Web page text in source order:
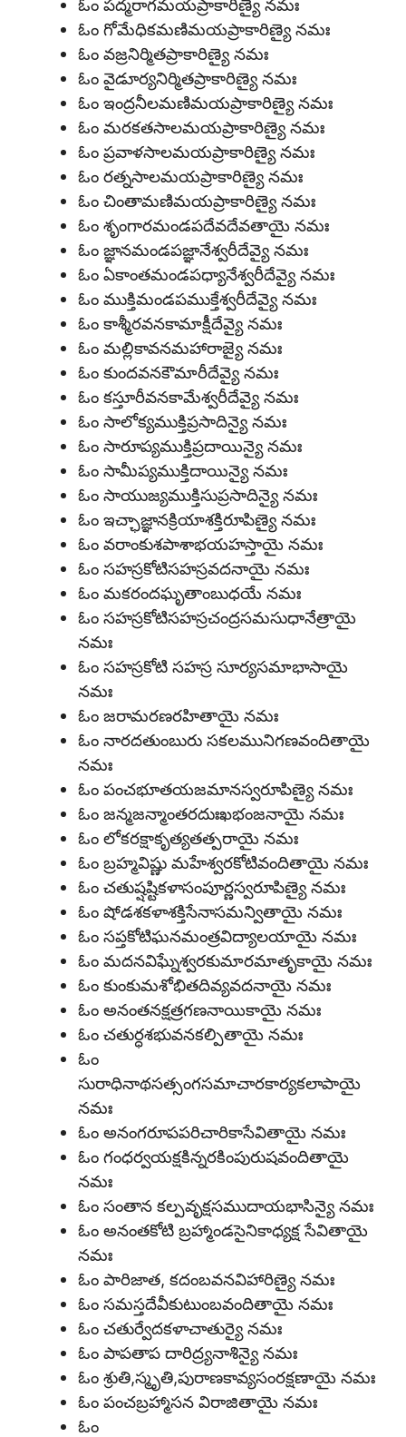
ఓం పద్మరాగమయప్రాకారిణ్యై నమః
ఓం గోమేధికమణిమయప్రాకారిణ్యై నమః
ఓం వజ్రనిర్మితప్రాకారిణ్యై నమః
ఓం వైడూర్యనిర్మితప్రాకారిణ్యై నమః
ఓం ఇంద్రనీలమణిమయప్రాకారిణ్యై నమః
ఓం మరకతసాలమయప్రాకారిణ్యై నమః
ఓం ప్రవాళసాలమయప్రాకారిణ్యై నమః
ఓం రత్నసాలమయప్రాకారిణ్యై నమః
ఓం చింతామణిమయప్రాకారిణ్యై నమః
ఓం శృంగారమండపదేవదేవతాయై నమః
ఓం జ్ఞానమండపజ్ఞానేశ్వరీదేవ్యై నమః
ఓం ఏకాంతమండపధ్యానేశ్వరీదేవ్యై నమః
ఓం ముక్తిమండపముక్తేశ్వరీదేవ్యై నమః
ఓం కాశ్మీరవనకామాక్షీదేవ్యై నమః
ఓం మల్లికావనమహారాజ్యై నమః
ఓం కుందవనకౌమారీదేవ్యై నమః
ఓం కస్తూరీవనకామేశ్వరీదేవ్యై నమః
ఓం సాలోక్యముక్తిప్రసాదిన్యై నమః
ఓం సారూప్యముక్తిప్రదాయిన్యై నమః
ఓం సామీప్యముక్తిదాయిన్యై నమః
ఓం సాయుజ్యముక్తిసుప్రసాదిన్యై నమః
ఓం ఇచ్ఛాజ్ఞానక్రియాశక్తిరూపిణ్యై నమః
ఓం వరాంకుశపాశాభయహస్తాయై నమః
ఓం సహస్రకోటిసహస్రవదనాయై నమః
ఓం మకరందఘృతాంబుధయే నమః
ఓం సహస్రకోటిసహస్రచంద్రసమసుధానేత్రాయై
నమః
ఓం సహస్రకోటి సహస్ర సూర్యసమాభాసాయై
నమః
ఓం జరామరణరహితాయై నమః
ఓం నారదతుంబురు సకలమునిగణవందితాయై
నమః
ఓం పంచభూతయజమానస్వరూపిణ్యై నమః
ఓం జన్మజన్మాంతరదుఃఖభంజనాయై నమః
ఓం లోకరక్షాకృత్యతత్పరాయై నమః
ఓం బ్రహ్మవిష్ణు మహేశ్వరకోటివందితాయై నమః
ఓం చతుష్షష్టికళాసంపూర్ణస్వరూపిణ్యై నమః
ఓం షోడశకళాశక్తిసేనాసమన్వితాయై నమః
ఓం సప్తకోటిఘనమంత్రవిద్యాలయాయై నమః
ఓం మదనవిఘ్నేశ్వరకుమారమాతృకాయై నమః
ఓం కుంకుమశోభితదివ్యవదనాయై నమః
ఓం అనంతనక్షత్రగణనాయికాయై నమః
ఓం చతుర్ధశభువనకల్పితాయై నమః
ఓం
సురాధినాథసత్సంగసమాచారకార్యకలాపాయై
నమః
ఓం అనంగరూపపరిచారికాసేవితాయై నమః
ఓం గంధర్వయక్షకిన్నరకింపురుషవందితాయై
నమః
ఓం సంతాన కల్పవృక్షసముదాయభాసిన్యై నమః
ఓం అనంతకోటి బ్రహ్మాండసైనికాధ్యక్ష సేవితాయై
నమః
ఓం పారిజాత, కదంబవనవిహారిణ్యై నమః
ఓం సమస్తదేవీకుటుంబవందితాయై నమః
ఓం చతుర్వేదకళాచాతుర్యై నమః
ఓం పాపతాప దారిద్ర్యనాశిన్యై నమః
ఓం శ్రుతి,స్మృతి,పురాణకావ్యసంరక్షణాయై నమః
ఓం పంచబ్రహ్మాసన విరాజితాయై నమః
ఓం